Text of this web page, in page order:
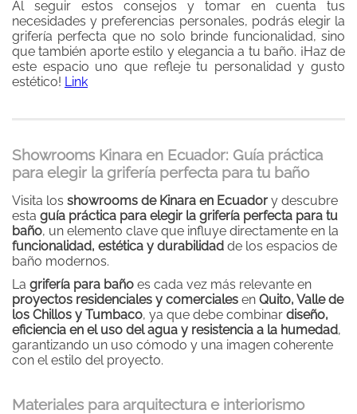
Al seguir estos consejos y tomar en cuenta tus
necesidades y preferencias personales, podrás elegir la
grifería perfecta que no solo brinde funcionalidad, sino
que también aporte estilo y elegancia a tu baño. ¡Haz de
este espacio uno que refleje tu personalidad y gusto
estético! Link
Showrooms Kinara en Ecuador: Guía práctica
para elegir la grifería perfecta para tu baño
Visita los showrooms de Kinara en Ecuador y descubre
esta guía práctica para elegir la grifería perfecta para tu
baño, un elemento clave que influye directamente en la
funcionalidad, estética y durabilidad de los espacios de
baño modernos.
La grifería para baño es cada vez más relevante en
proyectos residenciales y comerciales en Quito, Valle de
los Chillos y Tumbaco, ya que debe combinar diseño,
eficiencia en el uso del agua y resistencia a la humedad,
garantizando un uso cómodo y una imagen coherente
con el estilo del proyecto.
Materiales para arquitectura e interiorismo